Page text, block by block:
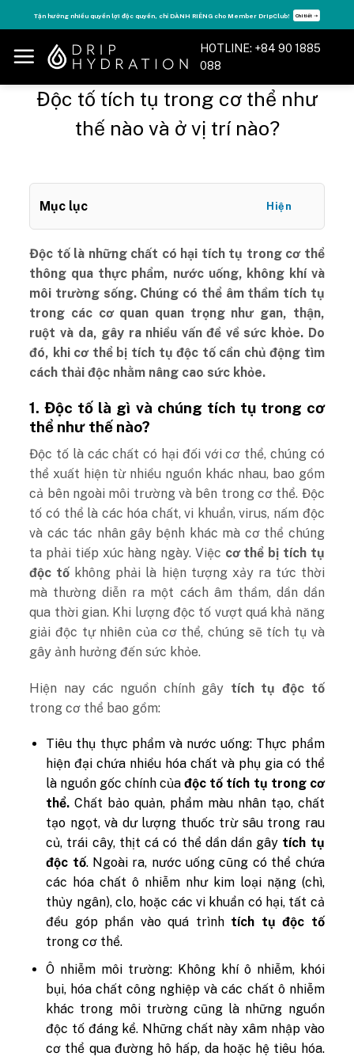
to
content
Tăng năng lượng - sống đỉnh cao với thẻ Vitamin Drip Membership.
HOTLINE: +84 90 1885
088
Độc tố tích tụ trong cơ thể như
thế nào và ở vị trí nào?
Mục lục Hiện
Độc tố là những chất có hại tích tụ trong cơ thể
thông qua thực phẩm, nước uống, không khí và
môi trường sống. Chúng có thể âm thầm tích tụ
trong các cơ quan quan trọng như gan, thận,
ruột và da, gây ra nhiều vấn đề về sức khỏe. Do
đó, khi cơ thể bị tích tụ độc tố cần chủ động tìm
cách thải độc nhằm nâng cao sức khỏe.
1. Độc tố là gì và chúng tích tụ trong cơ
thể như thế nào?
Độc tố là các chất có hại đối với cơ thể, chúng có
thể xuất hiện từ nhiều nguồn khác nhau, bao gồm
cả bên ngoài môi trường và bên trong cơ thể. Độc
tố có thể là các hóa chất, vi khuẩn, virus, nấm độc
và các tác nhân gây bệnh khác mà cơ thể chúng
ta phải tiếp xúc hàng ngày. Việc cơ thể bị tích tụ
độc tố không phải là hiện tượng xảy ra tức thời
mà thường diễn ra một cách âm thầm, dần dần
qua thời gian. Khi lượng độc tố vượt quá khả năng
giải độc tự nhiên của cơ thể, chúng sẽ tích tụ và
gây ảnh hưởng đến sức khỏe.
Hiện nay các nguồn chính gây tích tụ độc tố
trong cơ thể bao gồm:
Tiêu thụ thực phẩm và nước uống: Thực phẩm
hiện đại chứa nhiều hóa chất và phụ gia có thể
là nguồn gốc chính củađộc tố tích tụ trong cơ
thể. Chất bảo quản, phẩm màu nhân tạo, chất
tạo ngọt, và dư lượng thuốc trừ sâu trong rau
củ, trái cây, thịt cá có thể dần dần gây tích tụ
độc tố. Ngoài ra, nước uống cũng có thể chứa
các hóa chất ô nhiễm như kim loại nặng (chì,
thủy ngân), clo, hoặc các vi khuẩn có hại, tất cả
đều góp phần vào quá trình tích tụ độc tố
trong cơ thể.
Ô nhiễm môi trường: Không khí ô nhiễm, khói
bụi, hóa chất công nghiệp và các chất ô nhiễm
khác trong môi trường cũng là những nguồn
độc tố đáng kể. Những chất này xâm nhập vào
cơ thể qua đường hô hấp, da hoặc hệ tiêu hóa.